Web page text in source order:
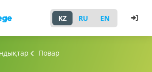
KZ RU EN
Повар